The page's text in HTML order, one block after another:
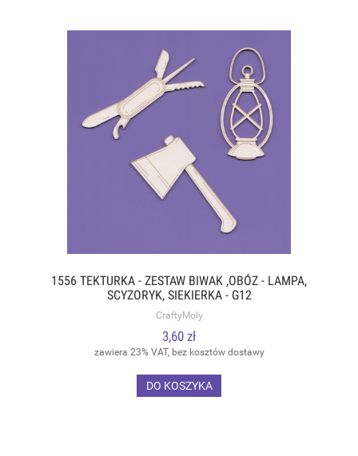
1556 TEKTURKA - ZESTAW BIWAK ,OBÓZ - LAMPA,
SCYZORYK, SIEKIERKA - G12
CraftyMoly
3,60 zł
zawiera 23% VAT, bez kosztów dostawy
DO KOSZYKA